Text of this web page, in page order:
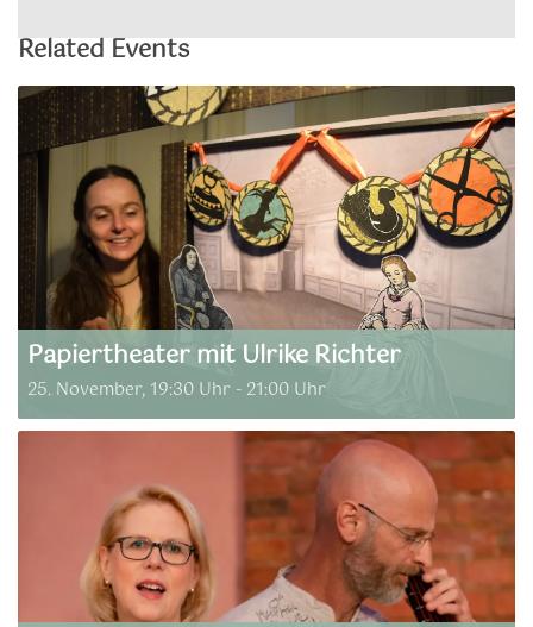
Related Events
Papiertheater mit Ulrike Richter
25. November, 19:30 Uhr - 21:00 Uhr